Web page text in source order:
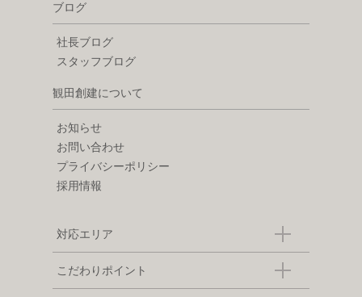
ブログ
社長ブログ
スタッフブログ
観田創建について
お知らせ
お問い合わせ
プライバシーポリシー
採用情報
対応エリア
こだわりポイント